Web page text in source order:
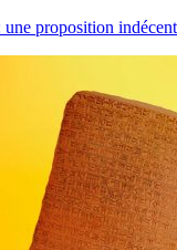
proposition